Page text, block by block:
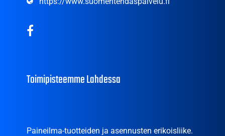
Toimipisteemme Lahdessa
Paineilma-tuotteiden ja asennusten erikoisliike.